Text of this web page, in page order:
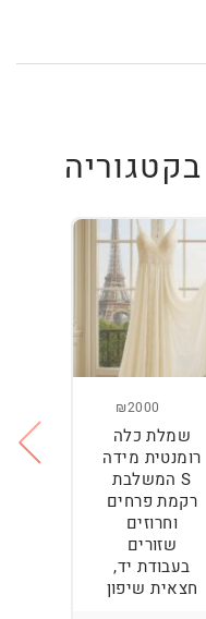
₪2000
שמלת כלה
רומנטית מידה
S המשלבת
רקמת פרחים
וחרוזים
שזורים
בעבודת יד,
חצאית שיפון